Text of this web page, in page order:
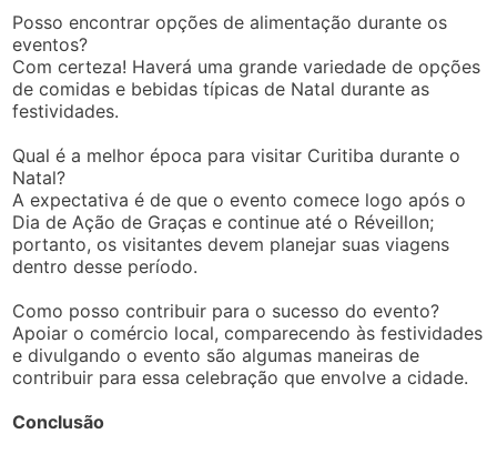
Posso encontrar opções de alimentação durante os
eventos?
Com certeza! Haverá uma grande variedade de opções
de comidas e bebidas típicas de Natal durante as
festividades.
Qual é a melhor época para visitar Curitiba durante o
Natal?
A expectativa é de que o evento comece logo após o
Dia de Ação de Graças e continue até o Réveillon;
portanto, os visitantes devem planejar suas viagens
dentro desse período.
Como posso contribuir para o sucesso do evento?
Apoiar o comércio local, comparecendo às festividades
e divulgando o evento são algumas maneiras de
contribuir para essa celebração que envolve a cidade.
Conclusão